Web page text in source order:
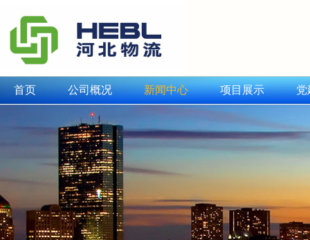
首页 公司概况 新闻中心 项目展示 党